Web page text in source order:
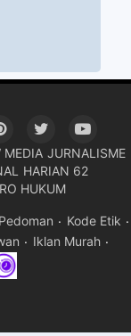
MEDIA JURNALISME
HARIAN 62
HUKUM
Pedoman
Kode Etik
Iklan Murah